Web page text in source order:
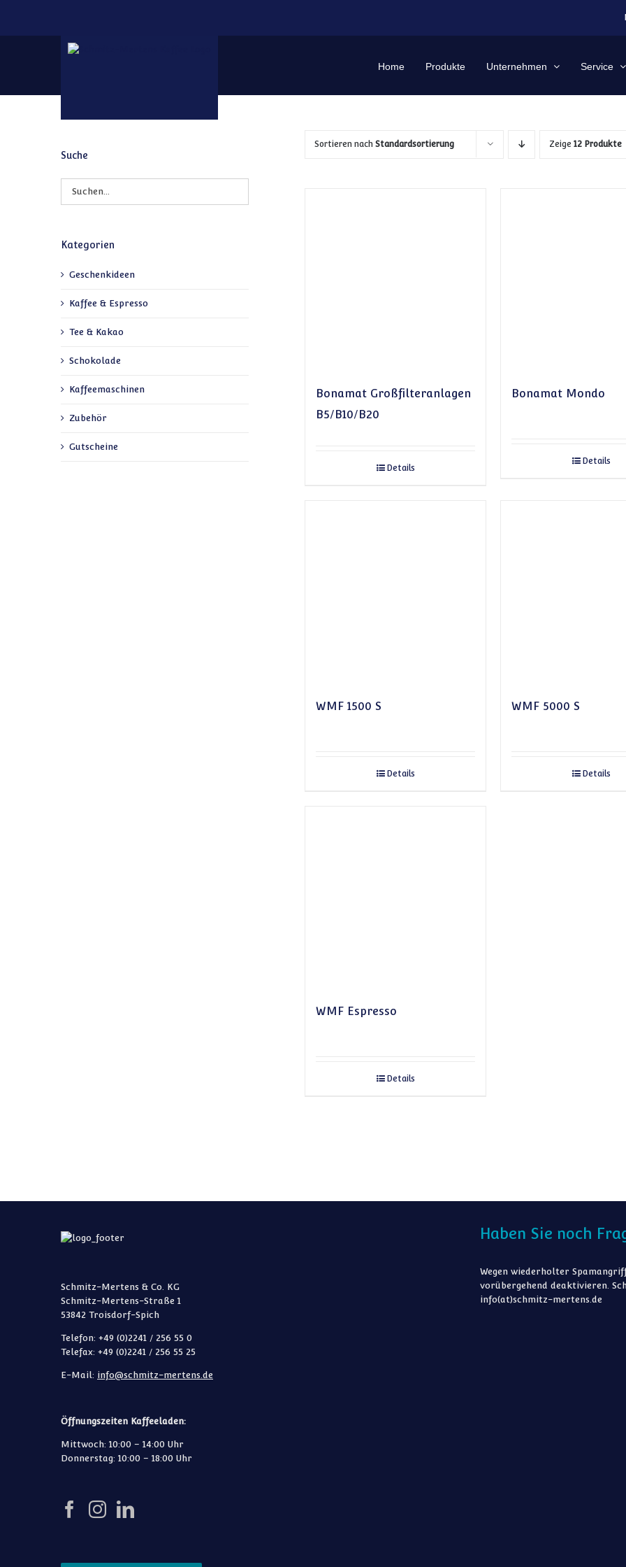
Home Produkte Unternehmen Service
Sortieren nachStandardsortierung Zeige12 Produkte
Bonamat Großfilteranlagen
B5/B10/B20
Details
Bonamat Mondo
Details
WMF 1500 S
Details
WMF 5000 S
Details
WMF Espresso
Details
Suche
Kategorien
Geschenkideen
Kaffee & Espresso
Tee & Kakao
Schokolade
Kaffeemaschinen
Zubehör
Gutscheine
Schmitz-Mertens & Co. KG
Schmitz-Mertens-Straße 1
53842 Troisdorf-Spich
Telefon: +49 (0)2241 / 256 55 0
Telefax: +49 (0)2241 / 256 55 25
E-Mail: info@schmitz-mertens.de
Öffnungszeiten Kaffeeladen:
Mittwoch: 10:00 – 14:00 Uhr
Donnerstag: 10:00 – 18:00 Uhr
Haben Sie noch
Wegen wiederholter
vorübergehend deaktivieren.
info(at)schmitz-mertens.de